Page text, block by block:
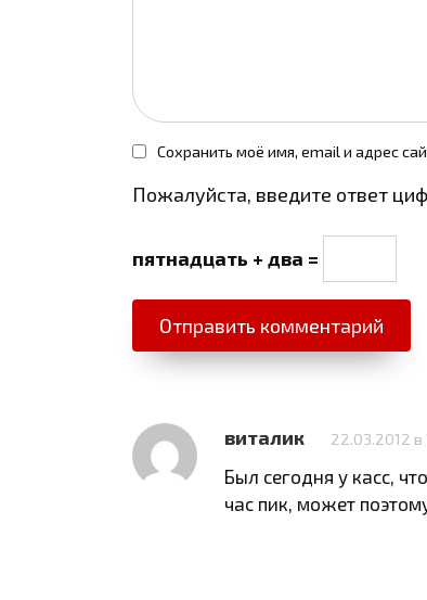
Сохранить моё имя, email и адрес
Пожалуйста, введите ответ
пятнадцать + два =
виталик 22.03.2012 в
Был сегодня у касс,
час пик, может